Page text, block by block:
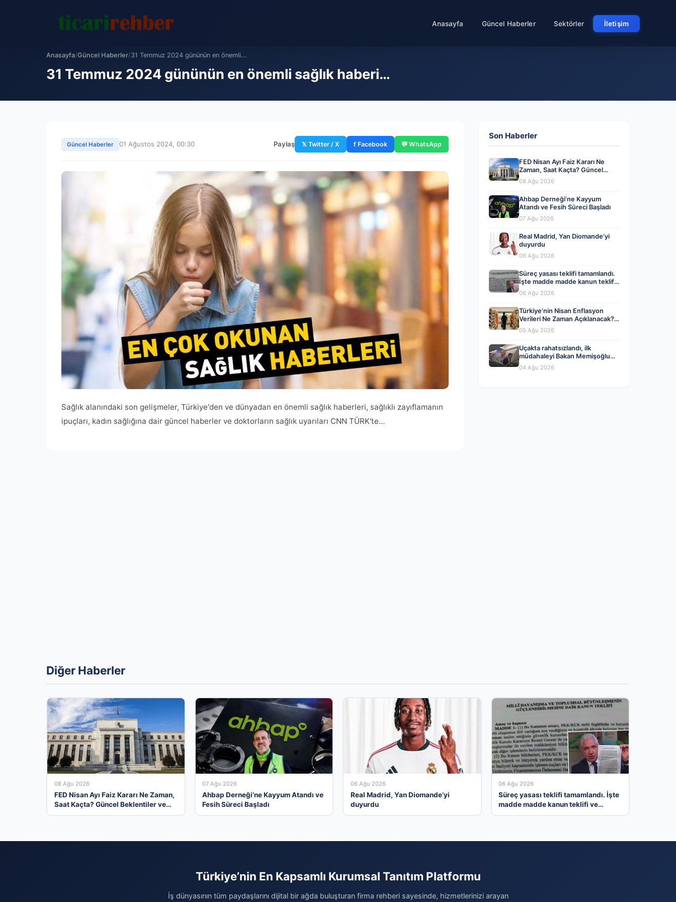
Anasayfa Güncel Haberler Sektörler İletişim
Anasayfa/Güncel Haberler/31 Temmuz 2024 gününün en önemli...
31 Temmuz 2024 gününün en önemli sağlık haberi…
Güncel Haberler 01 Ağustos 2024, 00:30 Paylaş 𝕏 Twitter / X f Facebook 💬 WhatsApp
Sağlık alanındaki son gelişmeler, Türkiye'den ve dünyadan en önemli sağlık haberleri, sağlıklı zayıflamanın
ipuçları, kadın sağlığına dair güncel haberler ve doktorların sağlık uyarıları CNN TÜRK'te…
Son Haberler
FED Nisan Ayı Faiz Kararı Ne
Zaman, Saat Kaçta? Güncel
Beklentiler ve Yorumlar
08 Ağu 2026
Ahbap Derneği’ne Kayyum
Atandı ve Fesih Süreci Başladı
07 Ağu 2026
Real Madrid, Yan Diomande’yi
duyurdu
06 Ağu 2026
Süreç yasası teklifi tamamlandı.
İşte madde madde kanun teklifi
ve gerekçelerinin tam metni
06 Ağu 2026
Türkiye’nin Nisan Enflasyon
Verileri Ne Zaman Açıklanacak?
Ekonomistlerin Tahminleri ve
Beklentiler
05 Ağu 2026
Uçakta rahatsızlandı, ilk
müdahaleyi Bakan Memişoğlu
yaptı
04 Ağu 2026
Diğer Haberler
08 Ağu 2026
FED Nisan Ayı Faiz Kararı Ne Zaman,
Saat Kaçta? Güncel Beklentiler ve
07 Ağu 2026
Ahbap Derneği’ne Kayyum Atandı ve
Fesih Süreci Başladı
06 Ağu 2026
Real Madrid, Yan Diomande’yi
duyurdu
06 Ağu 2026
Süreç yasası teklifi tamamlandı. İşte
madde madde kanun teklifi ve
Türkiye’nin En Kapsamlı Kurumsal Tanıtım Platformu
İş dünyasının tüm paydaşlarını dijital bir ağda buluşturan firma rehberi sayesinde, hizmetlerinizi arayan